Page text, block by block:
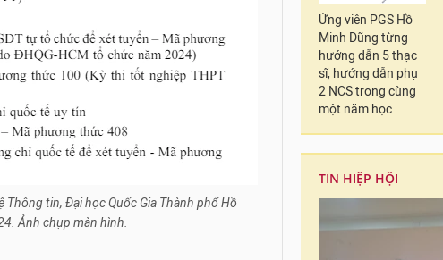
tin, Đại học Quốc Gia Thành phố Hồ
Ảnh chụp màn hình.
Ứng viên PGS Hồ
Minh Dũng từng
hướng dẫn 5 thạc
sĩ, hướng dẫn phụ
2 NCS trong cùng
một năm học
TIN HIỆP HỘI